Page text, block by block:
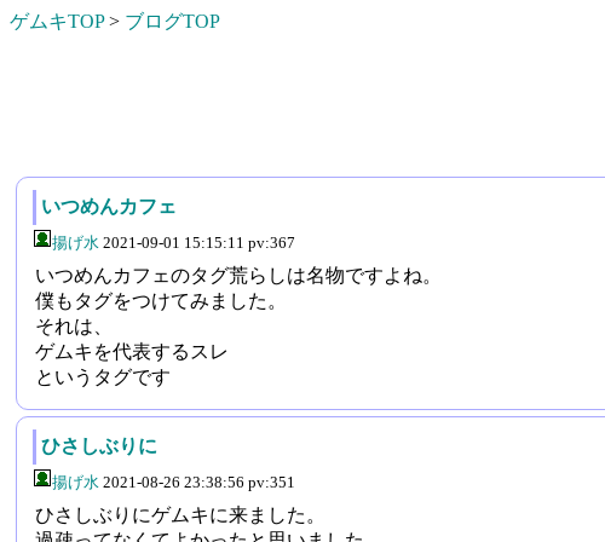
ゲムキTOP> ブログTOP
いつめんカフェ
揚げ水 2021-09-01 15:15:11 pv:367
いつめんカフェのタグ荒らしは名物ですよね。
僕もタグをつけてみました。
それは、
ゲムキを代表するスレ
というタグです
ひさしぶりに
揚げ水 2021-08-26 23:38:56 pv:351
ひさしぶりにゲムキに来ました。